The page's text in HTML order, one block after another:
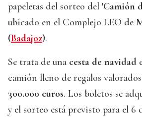
papeletas del sorteo del 'Camión
ubicado en el Complejo LEO de
(Badajoz).
Se trata de una cesta de navidad
camión lleno de regalos
300.000 euros. Los boletos se
y el sorteo está previsto para el 6